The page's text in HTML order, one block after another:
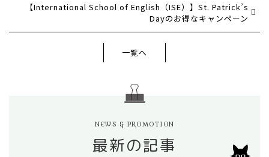
一覧へ
【International School of English（ISE）】St. Patrick’s
Dayのお得なキャンペーン
NEWS & PROMOTION
最新の記事